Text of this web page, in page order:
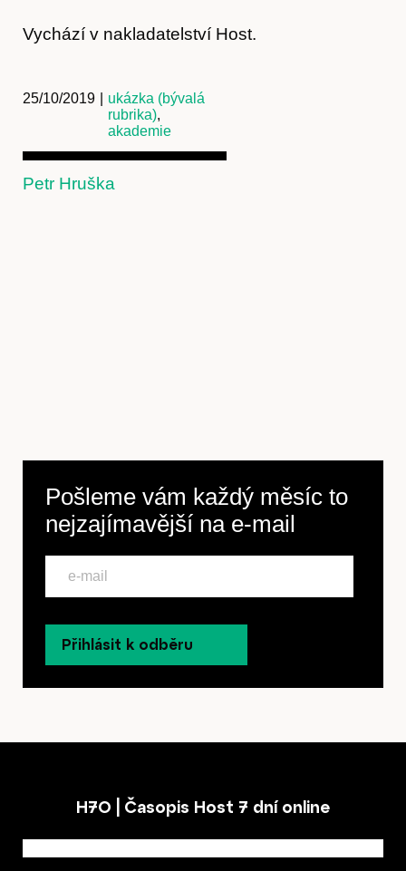
Vychází v nakladatelství Host.
25/10/2019
ukázka (bývalá
rubrika),
akademie
Petr Hruška
Pošleme vám každý měsíc to
nejzajímavější na e-mail
Přihlásit k odběru
H7O | Časopis Host 7 dní online